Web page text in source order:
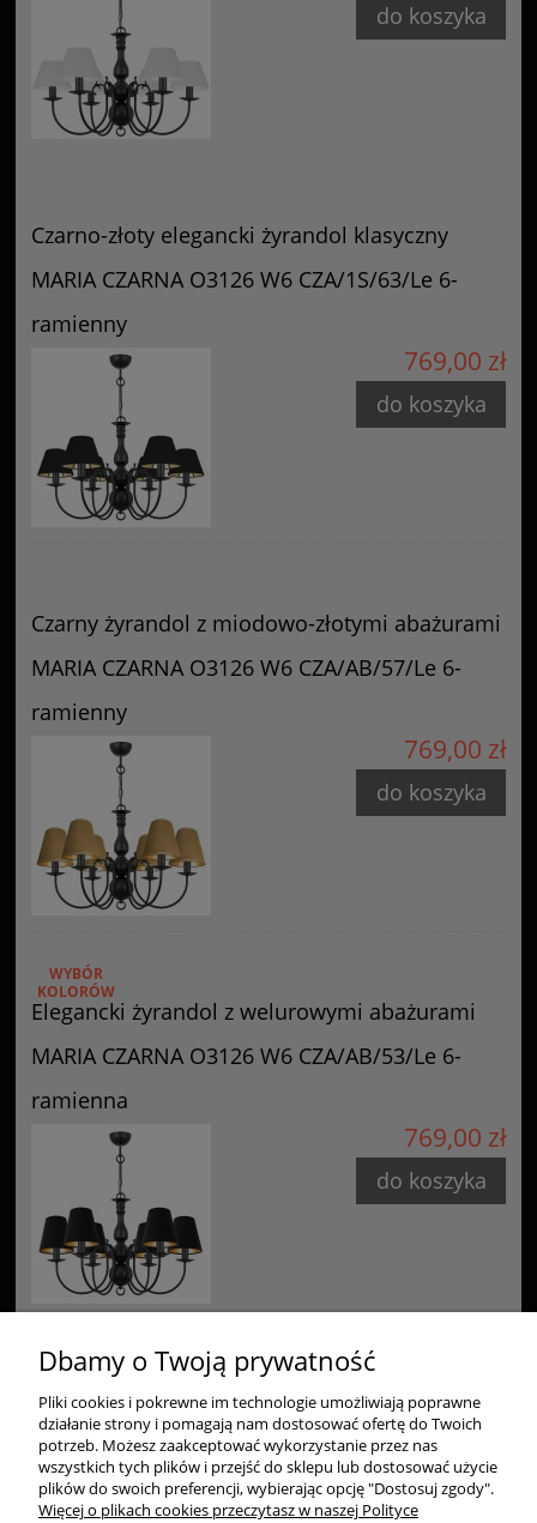
do koszyka
Czarno-złoty elegancki żyrandol klasyczny
MARIA CZARNA O3126 W6 CZA/1S/63/Le 6-
ramienny
769,00 zł
do koszyka
Czarny żyrandol z miodowo-złotymi abażurami
MARIA CZARNA O3126 W6 CZA/AB/57/Le 6-
ramienny
769,00 zł
do koszyka
Elegancki żyrandol z welurowymi abażurami
MARIA CZARNA O3126 W6 CZA/AB/53/Le 6-
ramienna
WYBÓR
KOLORÓW
769,00 zł
do koszyka
Zakupy
Pomoc
Dbamy o Twoją prywatność
Pliki cookies i pokrewne im technologie umożliwiają poprawne
działanie strony i pomagają nam dostosować ofertę do Twoich
potrzeb. Możesz zaakceptować wykorzystanie przez nas
wszystkich tych plików i przejść do sklepu lub dostosować użycie
plików do swoich preferencji, wybierając opcję "Dostosuj zgody".
Więcej o plikach cookies przeczytasz w naszej Polityce